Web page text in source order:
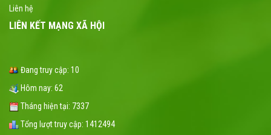
Liên hệ
LIÊN KẾT MẠNG XÃ HỘI
Đang truy cập: 10
Hôm nay: 62
Tháng hiện tại: 7337
Tổng lượt truy cập: 1412494